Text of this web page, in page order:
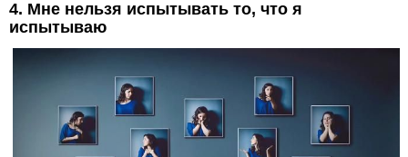
4. Мне нельзя испытывать то, что я
испытываю